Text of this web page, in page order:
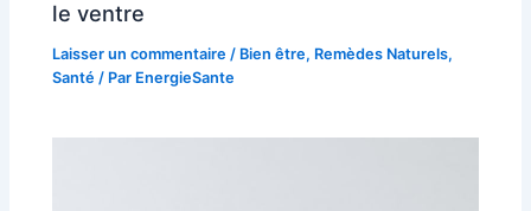
le ventre
Laisser un commentaire / Bien être, Remèdes Naturels,
Santé / Par EnergieSante